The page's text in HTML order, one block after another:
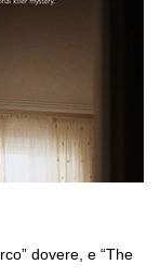
dovere, e “The